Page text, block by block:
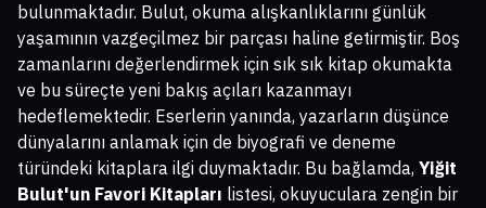
bulunmaktadır. Bulut, okuma alışkanlıklarını günlük
yaşamının vazgeçilmez bir parçası haline getirmiştir. Boş
zamanlarını değerlendirmek için sık sık kitap okumakta
ve bu süreçte yeni bakış açıları kazanmayı
hedeflemektedir. Eserlerin yanında, yazarların düşünce
dünyalarını anlamak için de biyografi ve deneme
türündeki kitaplara ilgi duymaktadır. Bu bağlamda, Yiğit
Bulut'un Favori Kitapları listesi, okuyuculara zengin bir